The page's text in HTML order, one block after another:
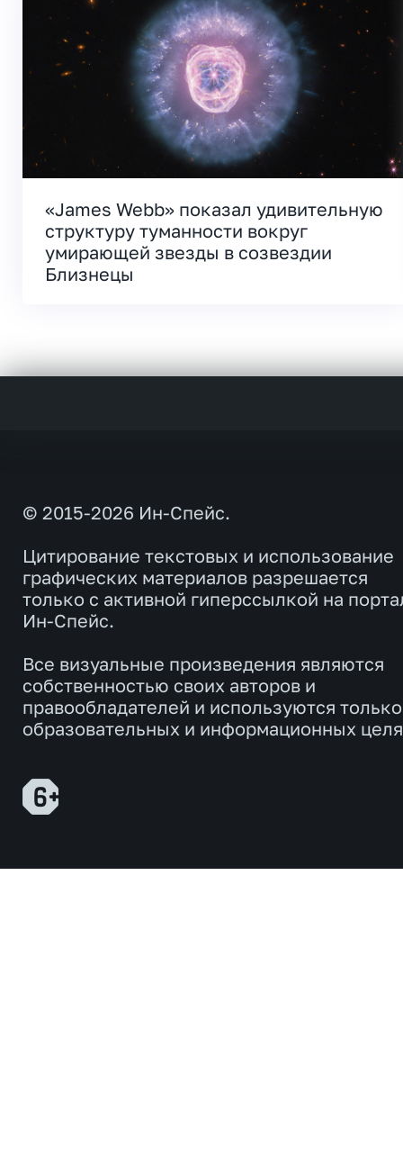
«James Webb» показал удивительную
структуру туманности вокруг
умирающей звезды в созвездии
Близнецы
© 2015-2026 Ин-Спейс.
Цитирование текстовых и использование
графических материалов разрешается
только с активной гиперссылкой на
Ин-Спейс.
Все визуальные произведения являются
собственностью своих авторов и
правообладателей и используются
образовательных и информационных